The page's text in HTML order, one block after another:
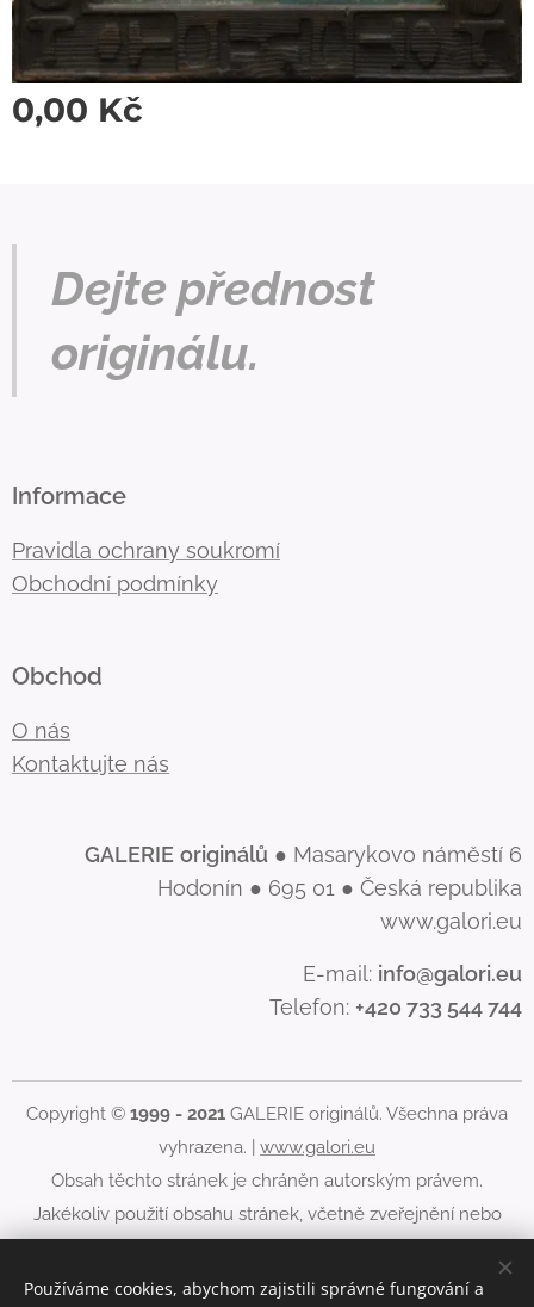
0,00 Kč
Dejte přednost
originálu.
Informace
Pravidla ochrany soukromí
Obchodní podmínky
Obchod
O nás
Kontaktujte nás
GALERIE originálů ● Masarykovo náměstí 6
Hodonín ● 695 01 ● Česká republika
www.galori.eu
E-mail: info@galori.eu
Telefon: +420 733 544 744
Copyright © 1999 - 2021 GALERIE originálů. Všechna práva
vyhrazena. | www.galori.eu
Obsah těchto stránek je chráněn autorským právem.
Jakékoliv použití obsahu stránek, včetně zveřejnění nebo
GALERIE originálů zakázáno.
Používáme cookies, abychom zajistili správné fungování a